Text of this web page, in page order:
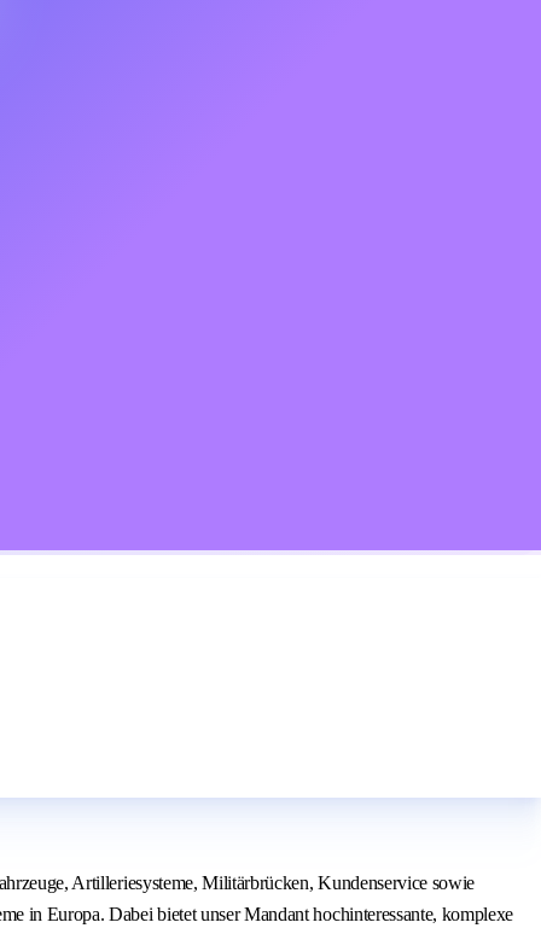
Artilleriesysteme, Militärbrücken, Kundenservice sowie
in Europa. Dabei bietet unser Mandant hochinteressante, komplexe